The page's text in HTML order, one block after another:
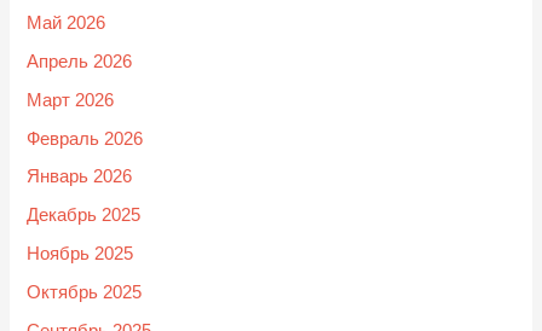
Май 2026
Апрель 2026
Март 2026
Февраль 2026
Январь 2026
Декабрь 2025
Ноябрь 2025
Октябрь 2025